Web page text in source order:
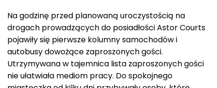
Na godzinę przed planowaną uroczystością na
drogach prowadzących do posiadłości Astor Courts
pojawiły się pierwsze kolumny samochodów i
autobusy dowożące zaproszonych gości.
Utrzymywana w tajemnica lista zaproszonych gości
nie ułatwiała mediom pracy. Do spokojnego